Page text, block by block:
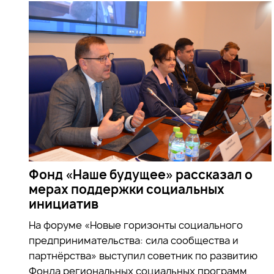
Фонд «Наше будущее» рассказал о
мерах поддержки социальных
инициатив
На форуме «Новые горизонты социального
предпринимательства: сила сообщества и
партнёрства» выступил советник по развитию
Фонда региональных социальных программ